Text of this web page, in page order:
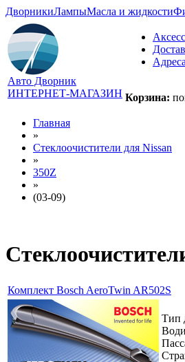
ДворникиЛампыМасла и жидкости
Авто Дворник
ИНТЕРНЕТ-МАГАЗИН Корзина:
Главная
»
Стеклоочистители для Nissan
»
350Z
»
(03-09)
Комплект Bosch AeroTwin AR502S
Тип